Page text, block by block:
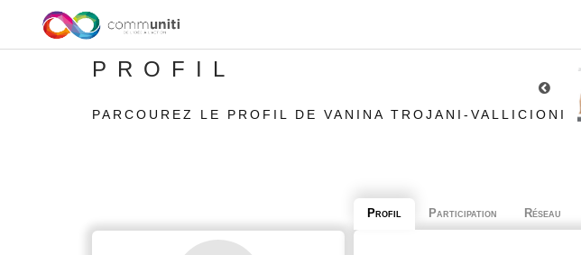
PROFIL
PARCOUREZ LE PROFIL DE VANINA TROJANI-VALLICIONI
Profil Participation Réseau